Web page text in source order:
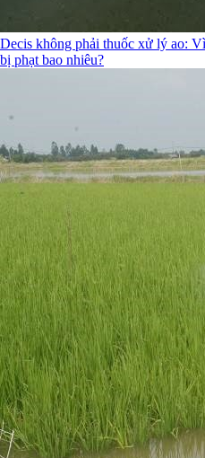
Decis không phải thuốc xử lý ao:
bị phạt bao nhiêu?